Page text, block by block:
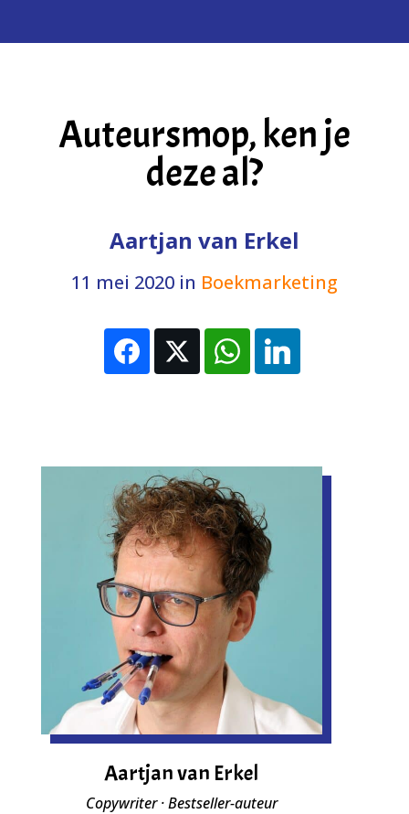
Auteursmop, ken je
deze al?
Aartjan van Erkel
11 mei 2020in Boekmarketing
Aartjan van Erkel
Copywriter · Bestseller-auteur